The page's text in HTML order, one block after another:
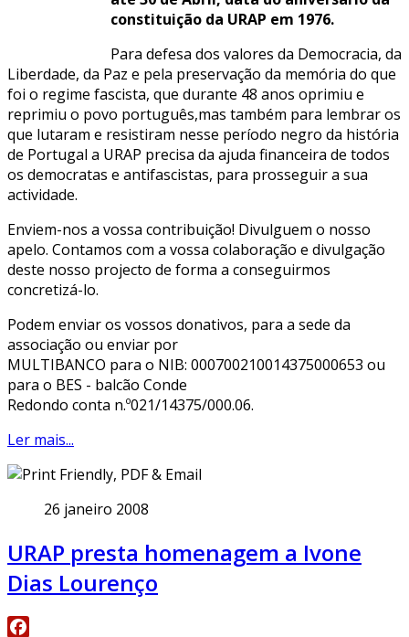
constituição da URAP em 1976.
Para defesa dos valores da Democracia, da
Liberdade, da Paz e pela preservação da memória do que
foi o regime fascista, que durante 48 anos oprimiu e
reprimiu o povo português,mas também para lembrar os
que lutaram e resistiram nesse período negro da história
de Portugal a URAP precisa da ajuda financeira de todos
os democratas e antifascistas, para prosseguir a sua
actividade.
Enviem-nos a vossa contribuição! Divulguem o nosso
apelo. Contamos com a vossa colaboração e divulgação
deste nosso projecto de forma a conseguirmos
concretizá-lo.
Podem enviar os vossos donativos, para a sede da
associação ou enviar por
MULTIBANCO para o NIB: 000700210014375000653 ou
para o BES - balcão Conde
Redondo conta n.º021/14375/000.06.
Ler mais...
26 janeiro 2008
URAP presta homenagem a Ivone
Dias Lourenço